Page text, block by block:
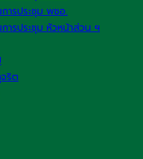
ารประชุม พชอ.
ารประชุม หัวหน้าส่วน ฯ
ริต